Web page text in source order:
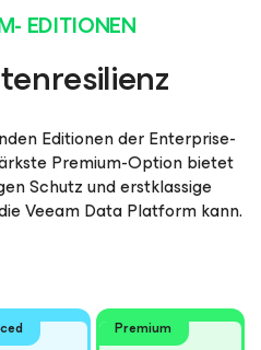
EDITIONEN
Editionen der Enterprise-
Premium-Option bietet
Schutz und erstklassige
Veeam Data Platform kann.
Premium